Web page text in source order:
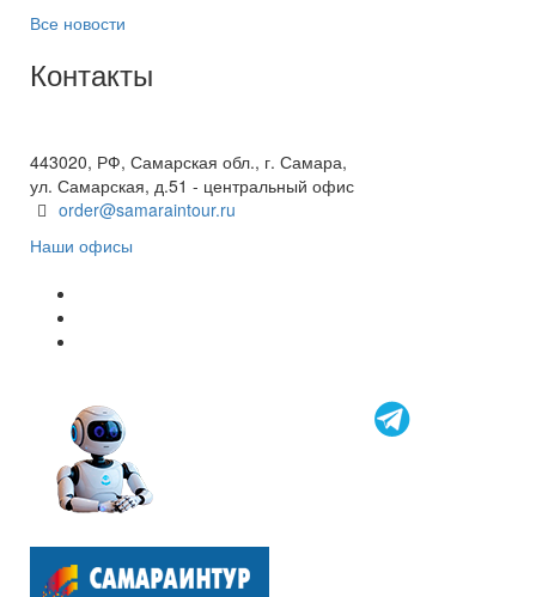
Все новости
Контакты
443020, РФ, Самарская обл., г. Самара,
ул. Самарская, д.51 - центральный офис
order@samaraintour.ru
Наши офисы